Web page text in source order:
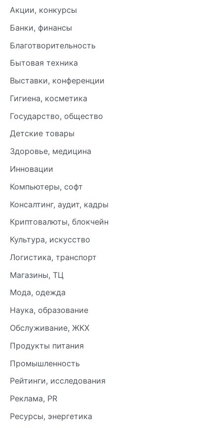
Акции, конкурсы
Банки, финансы
Благотворительность
Бытовая техника
Выставки, конференции
Гигиена, косметика
Государство, общество
Детские товары
Здоровье, медицина
Инновации
Компьютеры, софт
Консалтинг, аудит, кадры
Криптовалюты, блокчейн
Культура, искусство
Логистика, транспорт
Магазины, ТЦ
Мода, одежда
Наука, образование
Обслуживание, ЖКХ
Продукты питания
Промышленность
Рейтинги, исследования
Реклама, PR
Ресурсы, энергетика